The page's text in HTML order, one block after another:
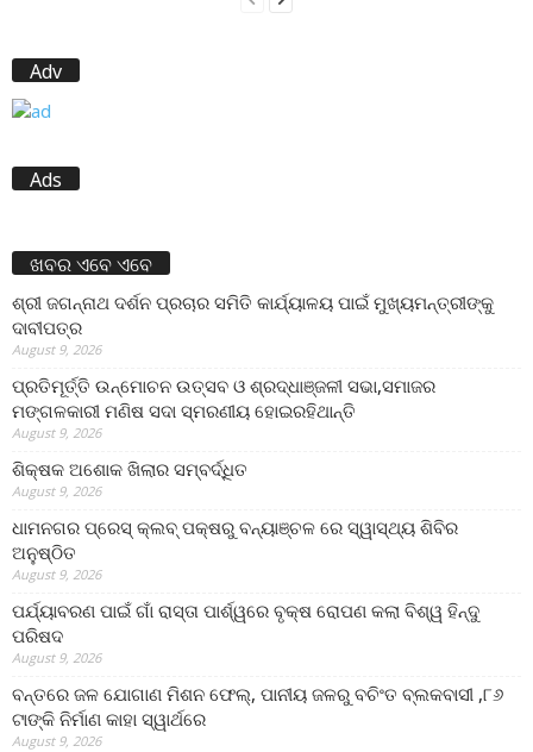
Adv
Ads
ଖବର ଏବେ ଏବେ
ଶ୍ରୀ ଜଗନ୍ନାଥ ଦର୍ଶନ ପ୍ରଚାର ସମିତି କାର୍ଯ୍ୟାଳୟ ପାଇଁ ମୁଖ୍ୟମନ୍ତ୍ରୀଙ୍କୁ
ଦାବୀପତ୍ର
August 9, 2026
ପ୍ରତିମୂର୍ତ୍ତି ଉନ୍ମୋଚନ ଉତ୍ସବ ଓ ଶ୍ରଦ୍ଧାଞ୍ଜଳୀ ସଭା,ସମାଜର
ମଙ୍ଗଳକାରୀ ମଣିଷ ସଦା ସ୍ମରଣୀୟ ହୋଇରହିଥାନ୍ତି
August 9, 2026
ଶିକ୍ଷକ ଅଶୋକ ଖିଲାର ସମ୍ବର୍ଦ୍ଧିତ
August 9, 2026
ଧାମନଗର ପ୍ରେସ୍ କ୍ଲବ୍ ପକ୍ଷରୁ ବନ୍ୟାଞ୍ଚଳ ରେ ସ୍ୱାସ୍ଥ୍ୟ ଶିବିର
ଅନୁଷ୍ଠିତ
August 9, 2026
ପର୍ଯ୍ୟାବରଣ ପାଇଁ ଗାଁ ରାସ୍ତା ପାର୍ଶ୍ୱରେ ବୃକ୍ଷ ରୋପଣ କଲା ବିଶ୍ୱ ହିନ୍ଦୁ
ପରିଷଦ
August 9, 2026
ବନ୍ତରେ ଜଳ ଯୋଗାଣ ମିଶନ ଫେଲ୍‌, ପାନୀୟ ଜଳରୁ ବଚିଂତ ବ୍ଲକବାସୀ ,୮୬
ଟାଙ୍କି ନିର୍ମାଣ କାହା ସ୍ୱାର୍ଥରେ
August 9, 2026